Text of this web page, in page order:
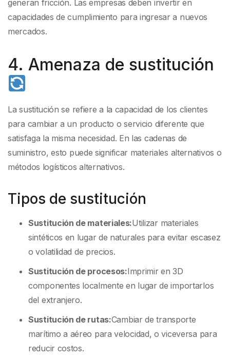
generan fricción. Las empresas deben invertir en
capacidades de cumplimiento para ingresar a nuevos
mercados.
4. Amenaza de sustitución
La sustitución se refiere a la capacidad de los clientes
para cambiar a un producto o servicio diferente que
satisfaga la misma necesidad. En las cadenas de
suministro, esto puede significar materiales alternativos o
métodos logísticos alternativos.
Tipos de sustitución
Sustitución de materiales:Utilizar materiales
sintéticos en lugar de naturales para evitar escasez
o volatilidad de precios.
Sustitución de procesos:Imprimir en 3D
componentes localmente en lugar de importarlos
del extranjero.
Sustitución de rutas:Cambiar de transporte
marítimo a aéreo para velocidad, o viceversa para
reducir costos.